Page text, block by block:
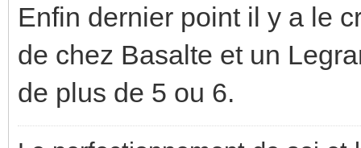
Enfin dernier point il y a le
de chez Basalte et un
de plus de 5 ou 6.